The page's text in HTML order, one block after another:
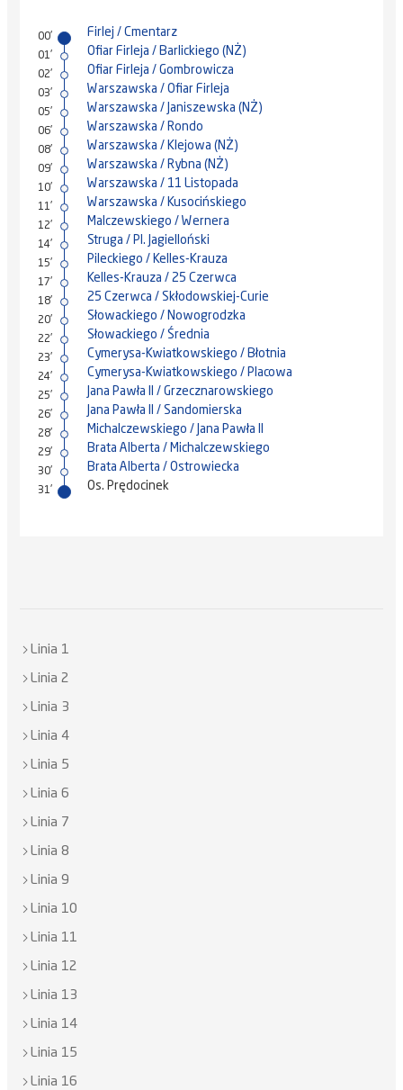
00' Firlej / Cmentarz
01' Ofiar Firleja / Barlickiego (NŻ)
02' Ofiar Firleja / Gombrowicza
03' Warszawska / Ofiar Firleja
05' Warszawska / Janiszewska (NŻ)
06' Warszawska / Rondo
08' Warszawska / Klejowa (NŻ)
09' Warszawska / Rybna (NŻ)
10' Warszawska / 11 Listopada
11' Warszawska / Kusocińskiego
12' Malczewskiego / Wernera
14' Struga / Pl. Jagielloński
15' Pileckiego / Kelles-Krauza
17' Kelles-Krauza / 25 Czerwca
18' 25 Czerwca / Skłodowskiej-Curie
20' Słowackiego / Nowogrodzka
22' Słowackiego / Średnia
23' Cymerysa-Kwiatkowskiego / Błotnia
24' Cymerysa-Kwiatkowskiego / Placowa
25' Jana Pawła II / Grzecznarowskiego
26' Jana Pawła II / Sandomierska
28' Michalczewskiego / Jana Pawła II
29' Brata Alberta / Michalczewskiego
30' Brata Alberta / Ostrowiecka
31' Os. Prędocinek
Linia 1
Linia 2
Linia 3
Linia 4
Linia 5
Linia 6
Linia 7
Linia 8
Linia 9
Linia 10
Linia 11
Linia 12
Linia 13
Linia 14
Linia 15
Linia 16